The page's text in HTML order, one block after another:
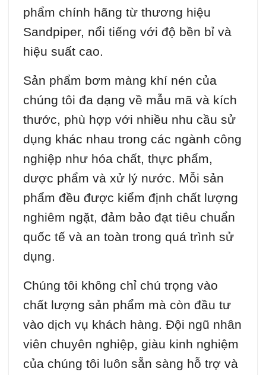
phẩm chính hãng từ thương hiệu
Sandpiper, nổi tiếng với độ bền bỉ và
hiệu suất cao.
Sản phẩm bơm màng khí nén của
chúng tôi đa dạng về mẫu mã và kích
thước, phù hợp với nhiều nhu cầu sử
dụng khác nhau trong các ngành công
nghiệp như hóa chất, thực phẩm,
dược phẩm và xử lý nước. Mỗi sản
phẩm đều được kiểm định chất lượng
nghiêm ngặt, đảm bảo đạt tiêu chuẩn
quốc tế và an toàn trong quá trình sử
dụng.
Chúng tôi không chỉ chú trọng vào
chất lượng sản phẩm mà còn đầu tư
vào dịch vụ khách hàng. Đội ngũ nhân
viên chuyên nghiệp, giàu kinh nghiệm
của chúng tôi luôn sẵn sàng hỗ trợ và